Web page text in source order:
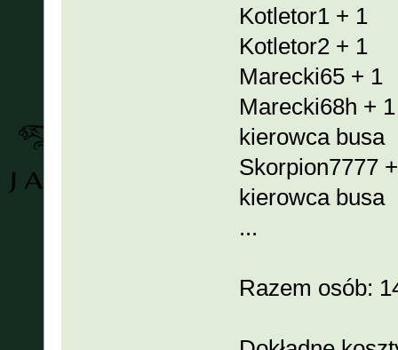
Kotletor1 +
Kotletor2 +
Marecki65 +
Marecki68h +
kierowca busa
Skorpion7777
kierowca busa
...
Razem osób: